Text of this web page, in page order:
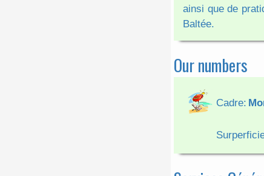
ainsi que de
Baltée.
Our numbers
Cadre: